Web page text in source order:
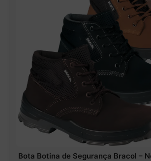
Bota Botina de Segurança Bracol –